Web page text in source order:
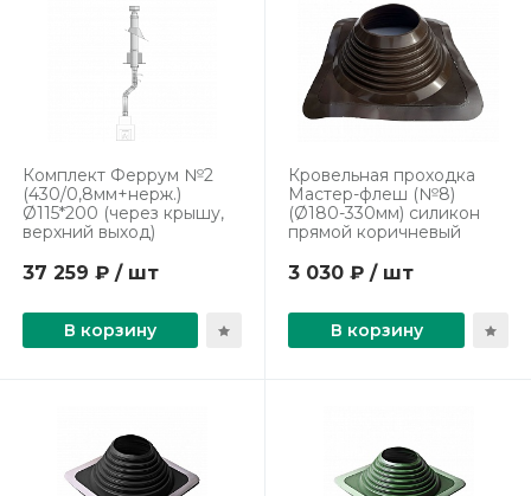
Комплект Феррум №2
(430/0,8мм+нерж.)
Ø115*200 (через крышу,
верхний выход)
37 259 ₽ / шт
В корзину
Кровельная проходка
Мастер-флеш (№8)
(Ø180-330мм) силикон
прямой коричневый
3 030 ₽ / шт
В корзину